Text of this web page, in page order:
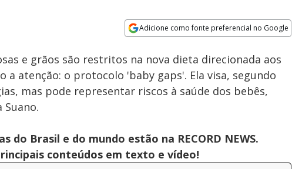
Adicione como fonte preferencial no Google
Velocidade
e grãos são restritos na nova dieta direcionada aos
a atenção: o protocolo 'baby gaps'. Ela visa, segundo
mas pode representar riscos à saúde dos bebês,
do Brasil e do mundo estão na RECORD NEWS.
conteúdos em texto e vídeo!